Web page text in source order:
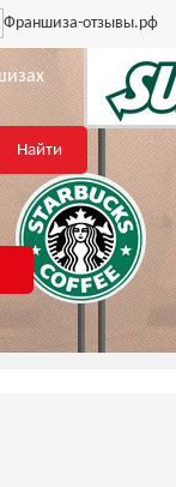
Франшиза-отзывы.рф
Найти